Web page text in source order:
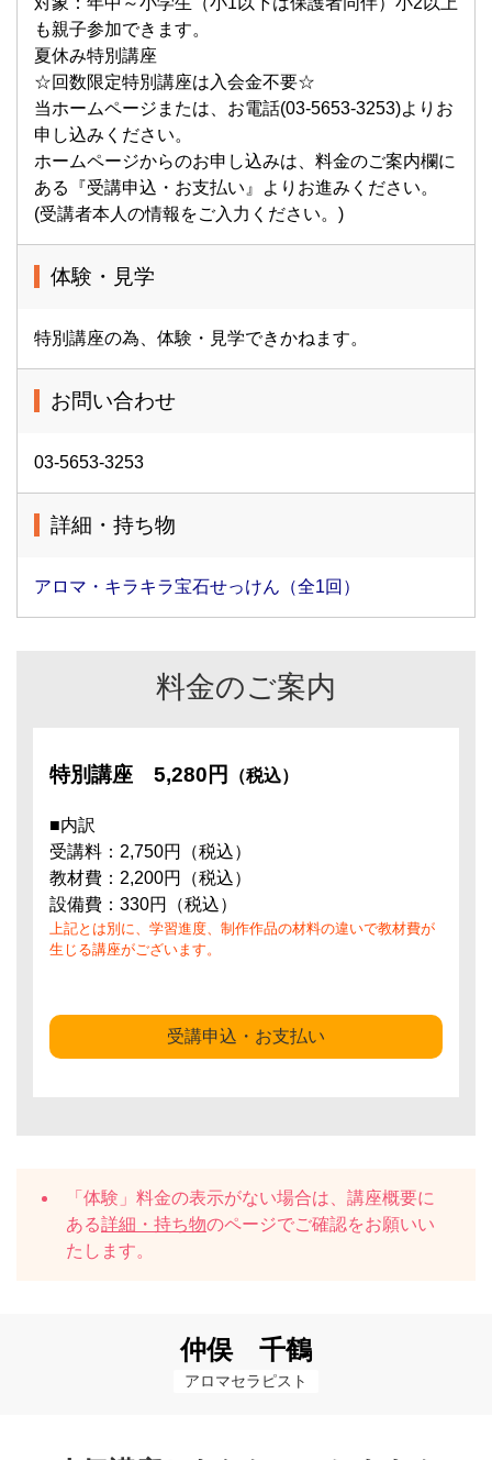
も親子参加できます。
夏休み特別講座
☆回数限定特別講座は入会金不要☆
当ホームページまたは、お電話(03-5653-3253)よりお
申し込みください。
ホームページからのお申し込みは、料金のご案内欄に
ある『受講申込・お支払い』よりお進みください。
(受講者本人の情報をご入力ください。)
体験・見学
特別講座の為、体験・見学できかねます。
お問い合わせ
03-5653-3253
詳細・持ち物
アロマ・キラキラ宝石せっけん（全1回）
料金のご案内
特別講座 5,280円 （税込）
■内訳
受講料：2,750円（税込）
教材費：2,200円（税込）
設備費：330円（税込）
上記とは別に、学習進度、制作作品の材料の違いで教材費が
生じる講座がございます。
受講申込・お支払い
「体験」料金の表示がない場合は、講座概要に
ある詳細・持ち物のページでご確認をお願いい
たします。
仲俣 千鶴
アロマセラピスト